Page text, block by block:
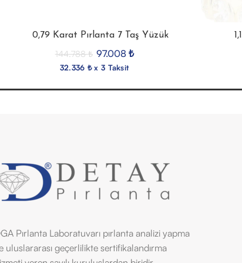
0,79 Karat Pırlanta 7 Taş Yüzük
144.788₺ 97.008 ₺
32.336 ₺ x 3 Taksit
Pırlanta Laboratuvarı pırlanta analizi yapma
uluslararası geçerlilikte sertifikalandırma